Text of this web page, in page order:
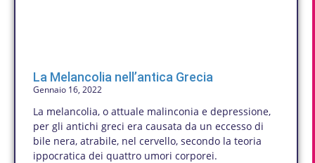
La Melancolia nell’antica Grecia
Gennaio 16, 2022
La melancolia, o attuale malinconia e depressione,
per gli antichi greci era causata da un eccesso di
bile nera, atrabile, nel cervello, secondo la teoria
ippocratica dei quattro umori corporei.